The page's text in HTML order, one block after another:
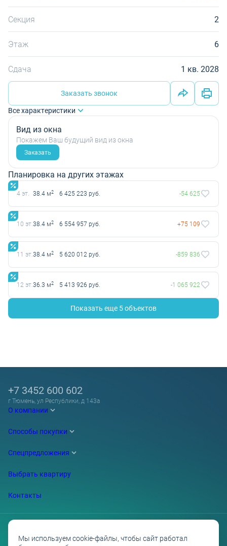
Секция 2
Этаж 6
Сдача 1 кв. 2028
Заказать звонок
Все характеристики
Вид из окна
Покажем Ваш будущий вид из окна
Заказать
Планировка на других этажах
4 эт. 38.4 м2 6 425 223 руб. -54 625
10 эт.38.4 м2 6 554 957 руб. +75 109
11 эт.38.4 м2 5 620 012 руб. -859 836
12 эт.36.3 м2 5 413 926 руб. -1 065 922
Показать еще 5 объектов
О компании
Способы покупки
Спецпредложения
Выбрать квартиру
Контакты
+7 3452 600 602
г Тюмень, ул Республики, д 143а
Мы используем cookie-файлы, чтобы сайт работал